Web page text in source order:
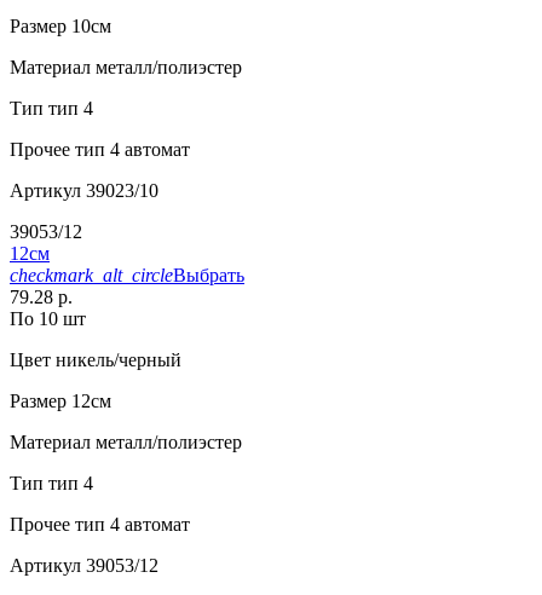
Размер 10см
Материал металл/полиэстер
Тип тип 4
Прочее тип 4 автомат
Артикул 39023/10
39053/12
12см
checkmark_alt_circleВыбрать
79.28 р.
По 10 шт
Цвет никель/черный
Размер 12см
Материал металл/полиэстер
Тип тип 4
Прочее тип 4 автомат
Артикул 39053/12